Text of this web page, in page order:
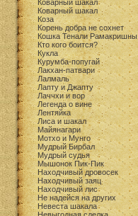
Коварный шакал
Коварный шакал
Коза
Корень добра не сохнет
Кошка Тенали Рамакришны
Кто кого боится?
Кукла
Курумба-попугай
Лакхан-патвари
Лалмаль
Лапту и Джапту
Лаччхи и вор
Легенда о вине
Лентяйка
Лиса и шакал
Майянагари
Мотхо и Мунго
Мудрый Бирбал
Мудрый судья
Мышонок Пик-Пик
Находчивый дровосек
Находчивый заяц
Находчивый лис
Не надейся на других
Невеста шакала